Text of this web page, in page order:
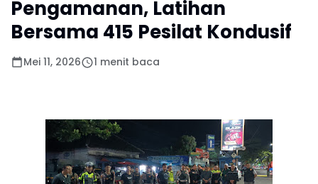
Pengamanan, Latihan
Bersama 415 Pesilat Kondusif
Mei 11, 2026 1 menit baca